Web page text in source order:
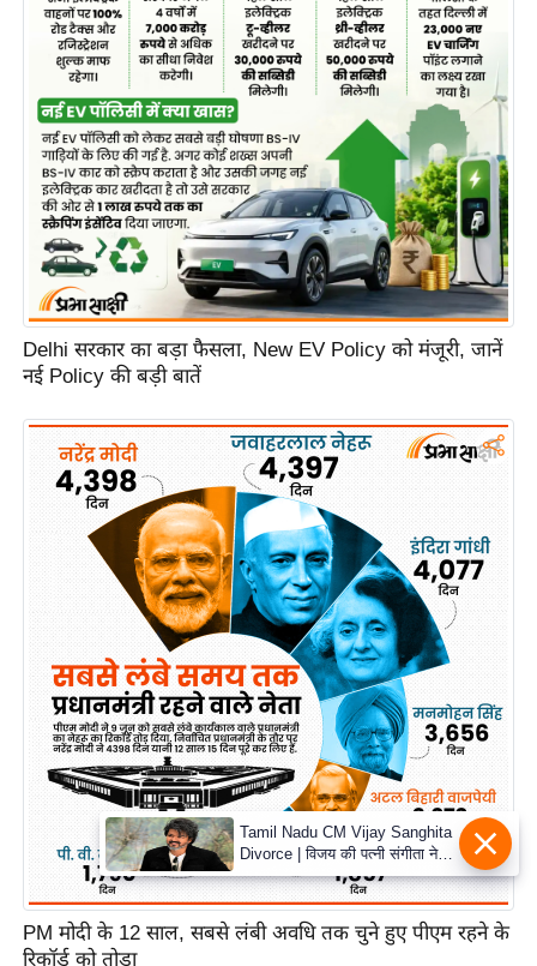
Delhi सरकार का बड़ा फैसला, New EV Policy को मंजूरी, जानें
नई Policy की बड़ी बातें
PM मोदी के 12 साल, सबसे लंबी अवधि तक चुने हुए पीएम रहने के
रिकॉर्ड को तोड़ा